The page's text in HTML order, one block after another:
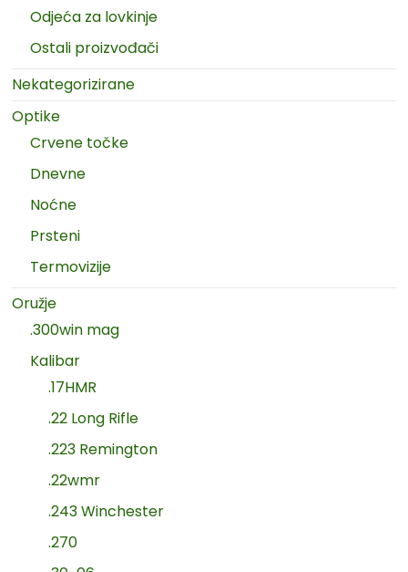
Odjeća za lovkinje
Ostali proizvođači
Nekategorizirane
Optike
Crvene točke
Dnevne
Noćne
Prsteni
Termovizije
Oružje
.300win mag
Kalibar
.17HMR
.22 Long Rifle
.223 Remington
.22wmr
.243 Winchester
.270